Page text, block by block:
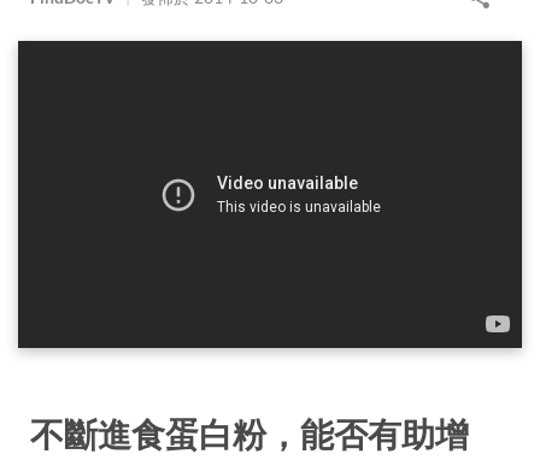
不斷進食蛋白粉，能否有助增